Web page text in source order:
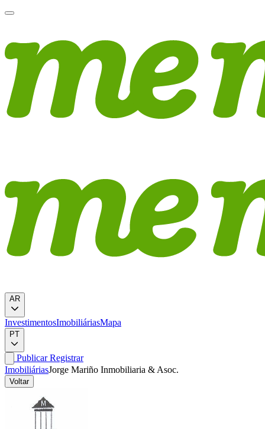
AR
InvestimentosImobiliáriasMapa
PT
PublicarRegistrar
ImobiliáriasJorge Mariño Inmobiliaria & Asoc.
Voltar